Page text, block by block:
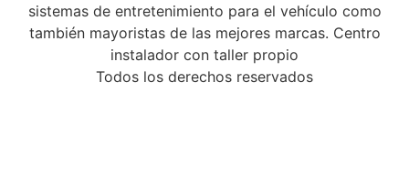
sistemas de entretenimiento para el vehículo como
también mayoristas de las mejores marcas. Centro
instalador con taller propio
Todos los derechos reservados